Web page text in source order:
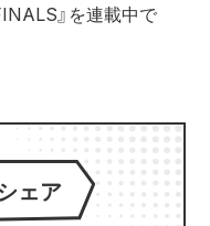
』を連載中で
ェア